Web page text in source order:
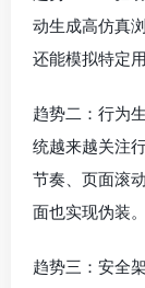
动生成高仿真
还能模拟特定
趋势二：行为
统越来越关注
节奏、页面滚
面也实现伪装。
趋势三：安全